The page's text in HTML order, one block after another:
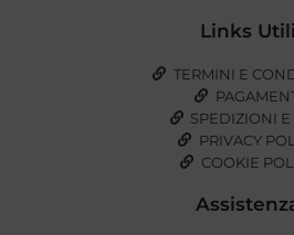
Links Utili
TERMINI E
SPEDIZIONI E
PRIVACY
COOKIE